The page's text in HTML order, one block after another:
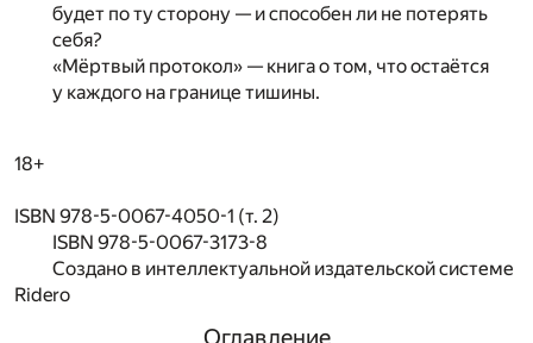
будет по ту сторону — и способен ли не потерять
себя?
«Мёртвый протокол» — книга о том, что остаётся
у каждого на границе тишины.
18+
ISBN 978-5-0067-4050-1 (т. 2)
ISBN 978-5-0067-3173-8
Создано в интеллектуальной издательской системе
Ridero
Оглавление